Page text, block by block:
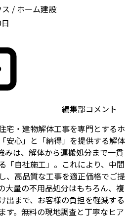
/ ホーム建設
編集部コメント
宅・建物解体工事を専門とするホ
安心」と「納得」を提供する解体
みは、解体から運搬処分まで一貫
「自社施工」。これにより、中間
、高品質な工事を適正価格でご提
大量の不用品処分はもちろん、複
出まで、お客様の負担を軽減する
す。無料の現地調査と丁寧なヒア